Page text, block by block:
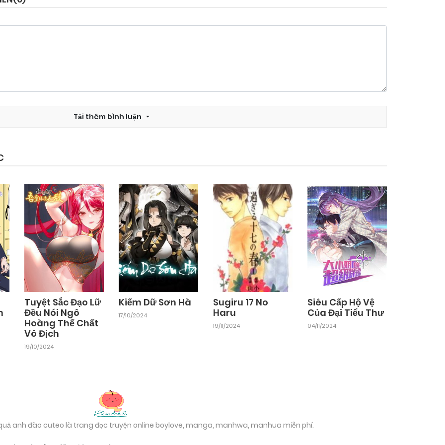
Chapter 54
Chapter 50 17/10/2024
Chapter 48 17/10/2024
Chapter 46 17/10/2024
Chapter 44 17/10/2024
Chapter 38
Chapter 36 17/10/2024
Tải thêm bình luận
Tuyệt Sắc Đạo Lữ
Đều Nói Ngô
Hoàng Thể Chất
Vô Địch
19/10/2024
Kiếm Dữ Sơn Hà
17/10/2024
Sugiru 17 No
Haru
19/11/2024
Siêu Cấp Hộ Vệ
Của Đại Tiểu Thư
04/11/2024
anh đào cuteo là trang đọc truyện online boylove, manga, manhwa, manhua miễn phí.